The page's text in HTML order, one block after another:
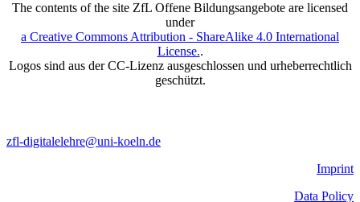
The contents of the site ZfL Offene Bildungsangebote are licensed
under
a Creative Commons Attribution - ShareAlike 4.0 International
License..
Logos sind aus der CC-Lizenz ausgeschlossen und urheberrechtlich
geschützt.
zfl-digitalelehre@uni-koeln.de
Imprint
Data Policy